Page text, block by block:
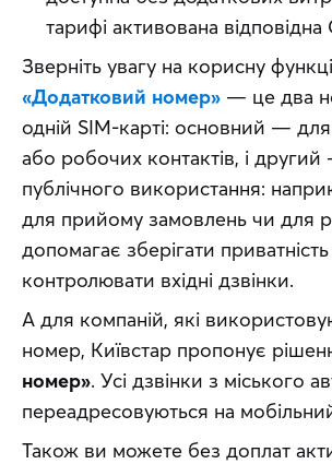
тарифі активована
«Додатковий номер» — це два
одній SIM-карті: основний —
або робочих контактів, і
публічного використання:
для прийому замовлень чи для
допомагає зберігати
контролювати вхідні дзвінки.
А для компаній, які
номер, Київстар пропонує
номер». Усі дзвінки з міського
переадресовуються на
Також ви можете без доплат